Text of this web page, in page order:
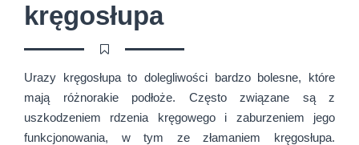
kręgosłupa
Urazy kręgosłupa to dolegliwości bardzo bolesne, które
mają różnorakie podłoże. Często związane są z
uszkodzeniem rdzenia kręgowego i zaburzeniem jego
funkcjonowania, w tym ze złamaniem kręgosłupa.